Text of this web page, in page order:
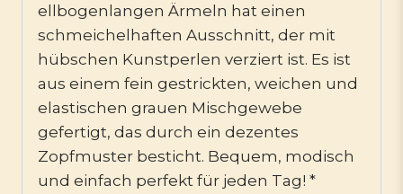
ellbogenlangen Ärmeln hat einen
schmeichelhaften Ausschnitt, der mit
hübschen Kunstperlen verziert ist. Es ist
aus einem fein gestrickten, weichen und
elastischen grauen Mischgewebe
gefertigt, das durch ein dezentes
Zopfmuster besticht. Bequem, modisch
und einfach perfekt für jeden Tag! *